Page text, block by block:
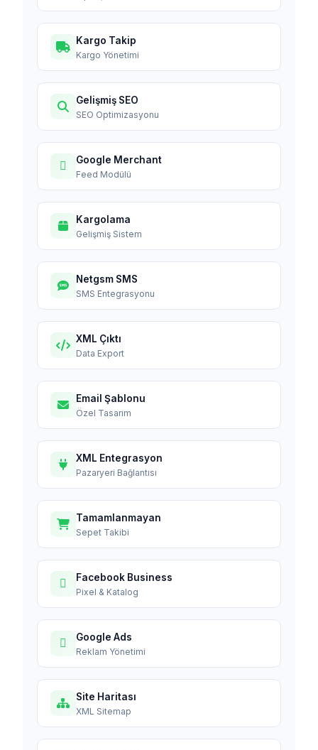
Kargo Takip
Kargo Yönetimi
Gelişmiş SEO
SEO Optimizasyonu
Google Merchant
Feed Modülü
Kargolama
Gelişmiş Sistem
Netgsm SMS
SMS Entegrasyonu
XML Çıktı
Data Export
Email Şablonu
Özel Tasarım
XML Entegrasyon
Pazaryeri Bağlantısı
Tamamlanmayan
Sepet Takibi
Facebook Business
Pixel & Katalog
Google Ads
Reklam Yönetimi
Site Haritası
XML Sitemap